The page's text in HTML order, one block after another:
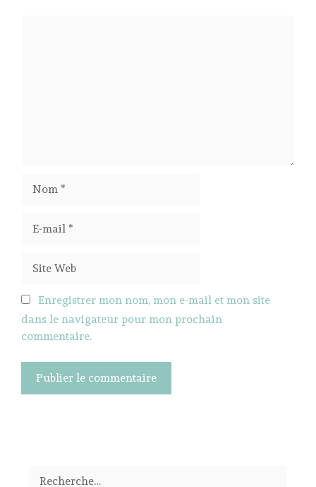
mail
Web
Enregistrer mon nom, mon e-mail et mon site
dans le navigateur pour mon prochain
commentaire.